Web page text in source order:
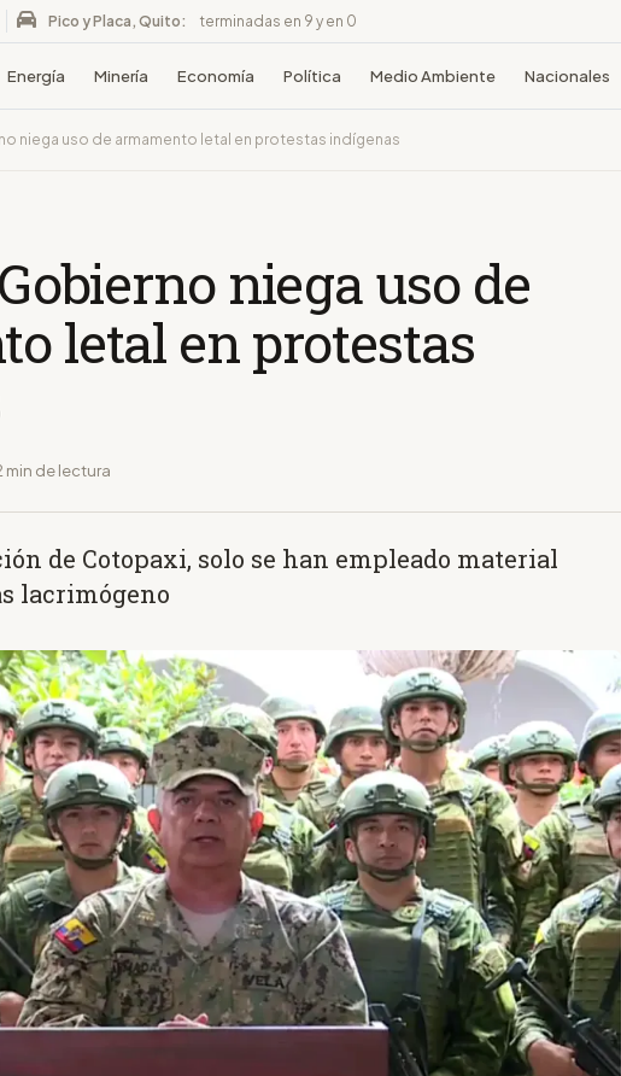
Pico y Placa, Quito: terminadas en 9 y en 0
Energía Minería Economía Política Medio Ambiente Nacionales
niega uso de armamento letal en protestas indígenas
niega uso de
letal en protestas
min de lectura
de Cotopaxi, solo se han empleado material
lacrimógeno